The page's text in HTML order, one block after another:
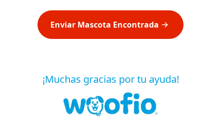
Enviar Mascota Encontrada
¡Muchas gracias por tu ayuda!